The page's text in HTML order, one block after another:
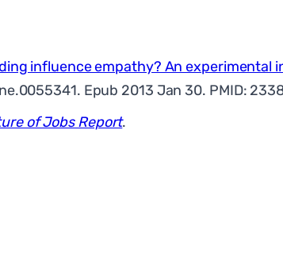
influence empathy? An
Epub 2013 Jan 30. PMID:
of Jobs Report.